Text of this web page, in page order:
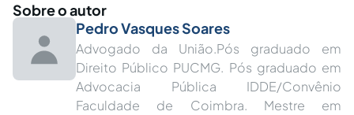
Sobre o autor
Pedro Vasques Soares
Advogado da União.Pós graduado em
Direito Público PUCMG. Pós graduado em
Advocacia Pública IDDE/Convênio
Faculdade de Coimbra. Mestre em